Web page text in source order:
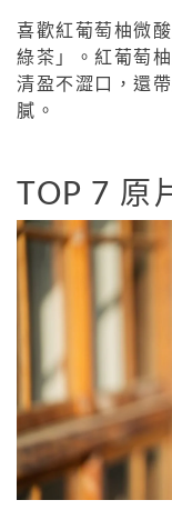
喜歡紅葡萄柚微
綠茶」。紅葡萄
清盈不澀口，還
膩。
TOP 7 原